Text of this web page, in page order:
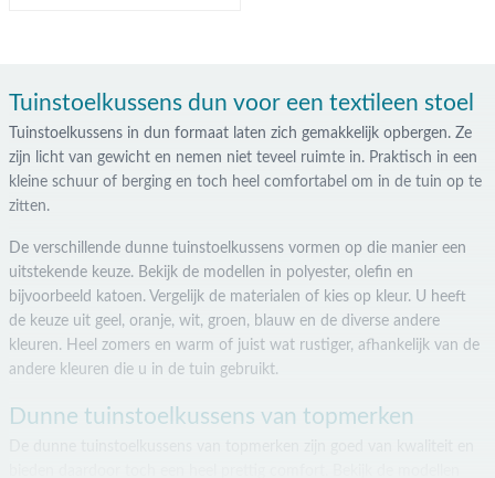
Tuinstoelkussens dun voor een textileen stoel
Tuinstoelkussens in dun formaat laten zich gemakkelijk opbergen. Ze
zijn licht van gewicht en nemen niet teveel ruimte in. Praktisch in een
kleine schuur of berging en toch heel comfortabel om in de tuin op te
zitten.
De verschillende dunne tuinstoelkussens vormen op die manier een
uitstekende keuze. Bekijk de modellen in polyester, olefin en
bijvoorbeeld katoen. Vergelijk de materialen of kies op kleur. U heeft
de keuze uit geel, oranje, wit, groen, blauw en de diverse andere
kleuren. Heel zomers en warm of juist wat rustiger, afhankelijk van de
andere kleuren die u in de tuin gebruikt.
Dunne tuinstoelkussens van topmerken